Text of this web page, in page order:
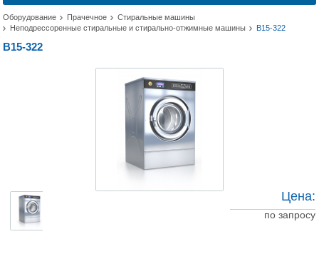
Оборудование Прачечное
Стиральные машины
Неподрессоренные стиральные и стирально-отжимные машины
В15-322
В15-322
Цена:
по запросу